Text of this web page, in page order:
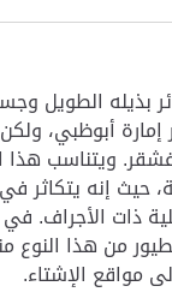
بذيله الطويل
إمارة أبوظبي،
ويتناسب هذا
حيث إنه يتكاثر
ذات الأجراف.
من هذا النوع
مواقع الإشتاء.